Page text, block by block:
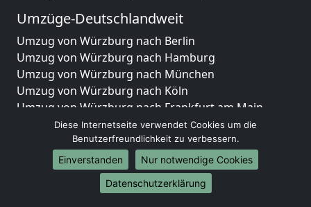
Umzüge-Deutschlandweit
Umzug von Würzburg nach Berlin
Umzug von Würzburg nach Hamburg
Umzug von Würzburg nach München
Umzug von Würzburg nach Köln
Umzug von Würzburg nach Frankfurt am Main
Umzug von Würzburg nach Stuttgart
Umzug von Würzburg nach Düsseldorf
Umzug von Würzburg nach Leipzig
Umzug von Würzburg nach Dortmund
Umzug von Würzburg nach Essen
Diese Internetseite verwendet Cookies um die
Benutzerfreundlichkeit zu verbessern.
Einverstanden
Nur notwendige Cookies
Datenschutzerklärung